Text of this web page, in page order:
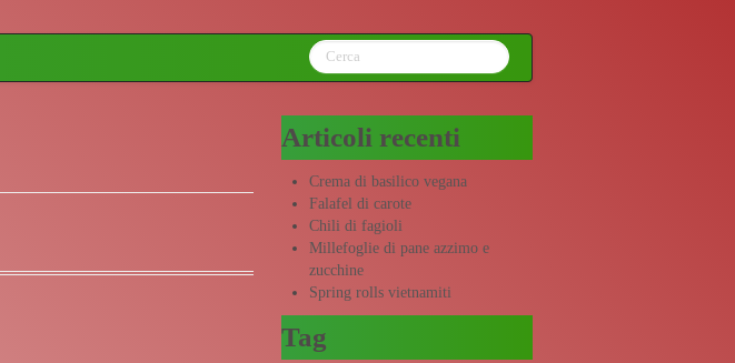
Articoli recenti
Crema di basilico vegana
Falafel di carote
Chili di fagioli
Millefoglie di pane azzimo e
zucchine
Spring rolls vietnamiti
Tag